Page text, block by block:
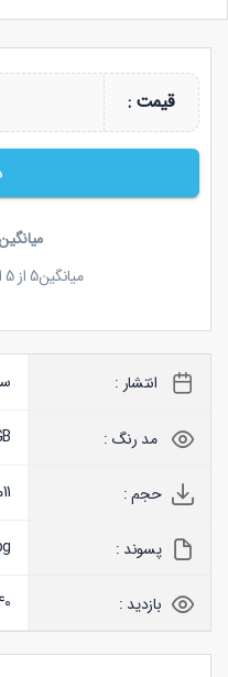
قیمت :
میانگین5از5
انتشار :
مد رنگ :
حجم : 11
پسوند :
بازدید : 40